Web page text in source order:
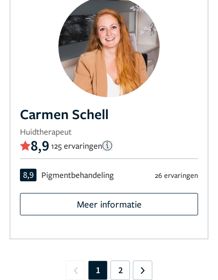
Carmen Schell
Huidtherapeut
8,9 125 ervaringen
8,9 Pigmentbehandeling 26 ervaringen
Meer informatie
Previous
1 2 Next